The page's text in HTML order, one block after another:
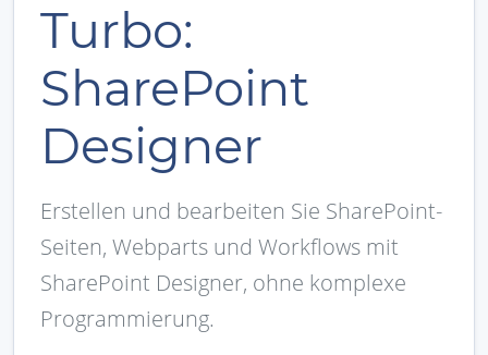
Turbo:
SharePoint
Designer
Erstellen und bearbeiten Sie SharePoint-
Seiten, Webparts und Workflows mit
SharePoint Designer, ohne komplexe
Programmierung.